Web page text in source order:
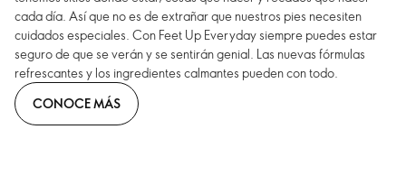
cada día. Así que no es de extrañar que nuestros pies necesiten
cuidados especiales. Con Feet Up Everyday siempre puedes estar
seguro de que se verán y se sentirán genial. Las nuevas fórmulas
refrescantes y los ingredientes calmantes pueden con todo.
CONOCE MÁS